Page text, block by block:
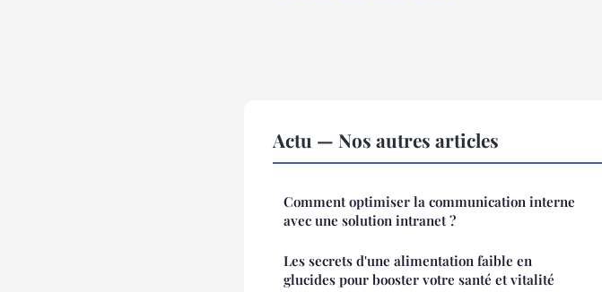
Actu — Nos autres articles
Comment optimiser la communication interne
avec une solution intranet ?
Les secrets d'une alimentation faible en
glucides pour booster votre santé et vitalité